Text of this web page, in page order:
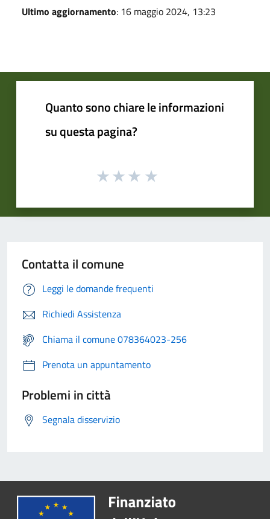
Ultimo aggiornamento: 16 maggio 2024, 13:23
Quanto sono chiare le informazioni
su questa pagina?
Contatta il comune
Leggi le domande frequenti
Richiedi Assistenza
Chiama il comune 078364023-256
Prenota un appuntamento
Problemi in città
Segnala disservizio